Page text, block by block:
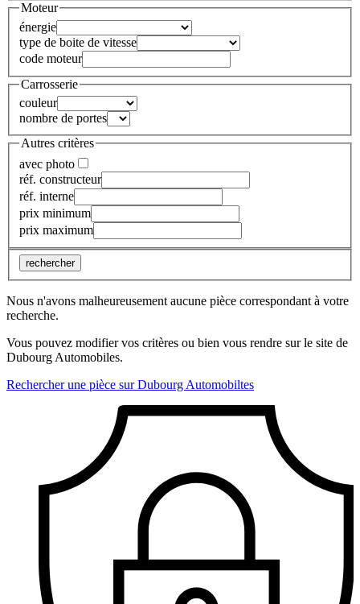
Moteur
énergie
type de boite de vitesse
code moteur
Carrosserie
couleur
nombre de portes
Autres critères
avec photo
réf. constructeur
réf. interne
prix minimum
prix maximum
rechercher
Nous n'avons malheureusement aucune pièce correspondant à votre
recherche.
Vous pouvez modifier vos critères ou bien vous rendre sur le site de
Dubourg Automobiles.
Rechercher une pièce sur Dubourg Automobiltes